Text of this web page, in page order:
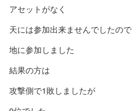
アセットがなく
天には参加出来ませんでしたので
地に参加しました
結果の方は
攻撃側で1敗しましたが